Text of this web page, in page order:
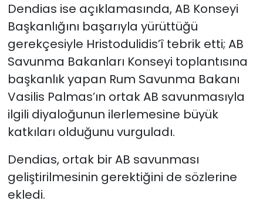
Dendias ise açıklamasında, AB Konseyi
Başkanlığını başarıyla yürüttüğü
gerekçesiyle Hristodulidis’î tebrik etti; AB
Savunma Bakanları Konseyi toplantısına
başkanlık yapan Rum Savunma Bakanı
Vasilis Palmas’ın ortak AB savunmasıyla
ilgili diyaloğunun ilerlemesine büyük
katkıları olduğunu vurguladı.
Dendias, ortak bir AB savunması
geliştirilmesinin gerektiğini de sözlerine
ekledi.